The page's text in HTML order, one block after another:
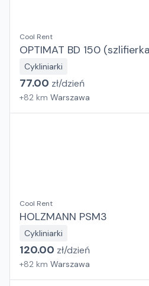
Cool Rent
OPTIMAT BD 150
Cykliniarki
77.00 zł/dzień
+82 km Warszawa
Cool Rent
HOLZMANN PSM3
Cykliniarki
120.00 zł/dzień
+82 km Warszawa